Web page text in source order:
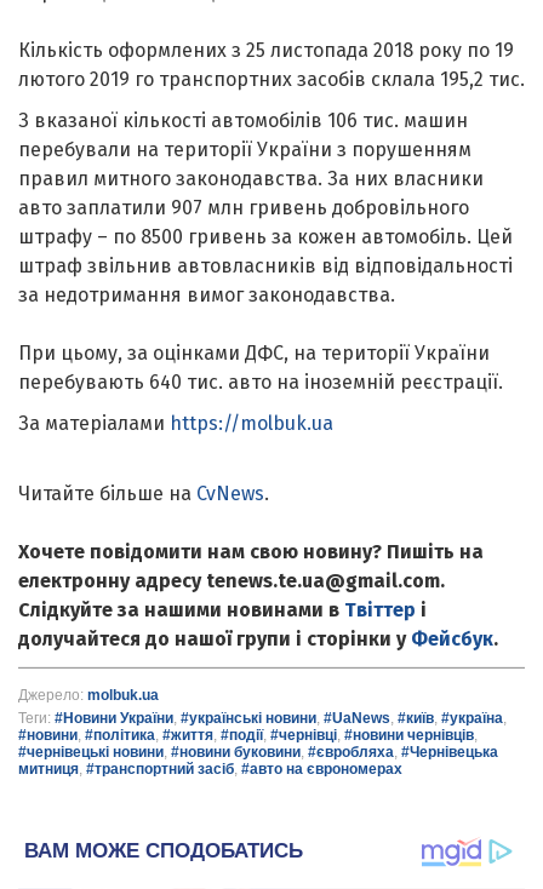
Кількість оформлених з 25 листопада 2018 року по 19
лютого 2019 го транспортних засобів склала 195,2 тис.
З вказаної кількості автомобілів 106 тис. машин
перебували на території України з порушенням
правил митного законодавства. За них власники
авто заплатили 907 млн гривень добровільного
штрафу – по 8500 гривень за кожен автомобіль. Цей
штраф звільнив автовласників від відповідальності
за недотримання вимог законодавства.
При цьому, за оцінками ДФС, на території України
перебувають 640 тис. авто на іноземній реєстрації.
За матеріалами https://molbuk.ua
Читайте більше на CvNews.
Хочете повідомити нам свою новину? Пишіть на
електронну адресу tenews.te.ua@gmail.com.
Слідкуйте за нашими новинами в Твіттер і
долучайтеся до нашої групи і сторінки у Фейсбук.
Джерело: molbuk.ua
Теги: #Новини України, #українські новини, #UaNews, #київ, #україна,
#новини, #політика, #життя, #події, #чернівці, #новини чернівців,
#чернівецькі новини, #новини буковини, #євробляха, #Чернівецька
митниця, #транспортний засіб, #авто на єврономерах